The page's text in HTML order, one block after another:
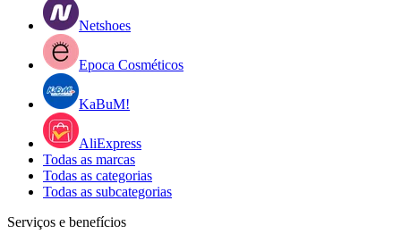
Netshoes
Epoca Cosméticos
KaBuM!
AliExpress
Todas as marcas
Todas as categorias
Todas as subcategorias
Serviços e benefícios